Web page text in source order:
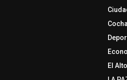
El Alto